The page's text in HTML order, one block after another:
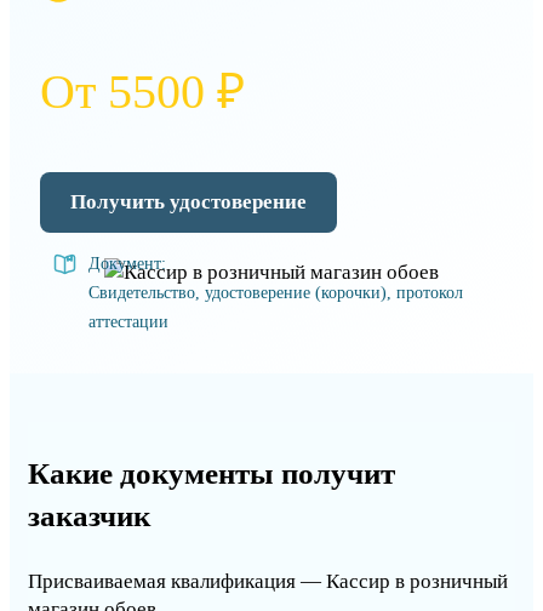
От 5500 ₽
Получить удостоверение
Документ:
Свидетельство, удостоверение (корочки), протокол
аттестации
Какие документы получит
заказчик
Присваиваемая квалификация — Кассир в розничный